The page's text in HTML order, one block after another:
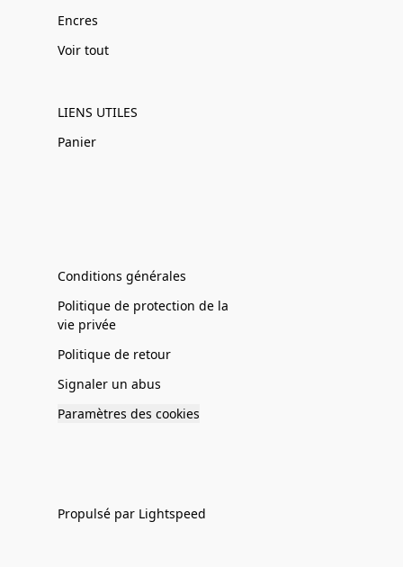
Encres
Voir tout
LIENS UTILES
Panier
Conditions générales
Politique de protection de la
vie privée
Politique de retour
Signaler un abus
Paramètres des cookies
Propulsé par Lightspeed